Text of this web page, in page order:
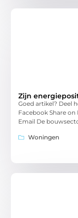
Zijn
Goed artikel? Deel
Facebook Share
Email De
Woningen